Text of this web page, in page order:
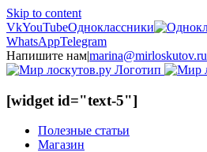
Skip to content
VkYouTubeОдноклассники
WhatsAppTelegram
Напишите нам|marina@mirloskutov.ru
[widget id="text-5"]
Полезные статьи
Магазин